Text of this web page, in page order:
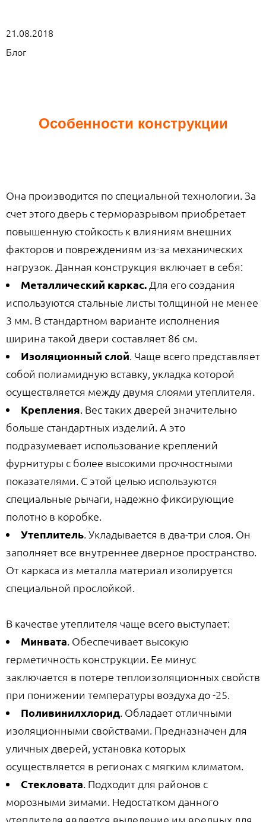
21.08.2018
Блог
Особенности конструкции
Она производится по специальной технологии. За
счет этого дверь с терморазрывом приобретает
повышенную стойкость к влияниям внешних
факторов и повреждениям из-за механических
нагрузок. Данная конструкция включает в себя:
Металлический каркас. Для его создания
используются стальные листы толщиной не менее
3 мм. В стандартном варианте исполнения
ширина такой двери составляет 86 см.
Изоляционный слой. Чаще всего представляет
собой полиамидную вставку, укладка которой
осуществляется между двумя слоями утеплителя.
Крепления. Вес таких дверей значительно
больше стандартных изделий. А это
подразумевает использование креплений
фурнитуры с более высокими прочностными
показателями. С этой целью используются
специальные рычаги, надежно фиксирующие
полотно в коробке.
Утеплитель. Укладывается в два-три слоя. Он
заполняет все внутреннее дверное пространство.
От каркаса из металла материал изолируется
специальной прослойкой.
В качестве утеплителя чаще всего выступает:
Минвата. Обеспечивает высокую
герметичность конструкции. Ее минус
заключается в потере теплоизоляционных свойств
при понижении температуры воздуха до -25.
Поливинилхлорид. Обладает отличными
изоляционными свойствами. Предназначен для
уличных дверей, установка которых
осуществляется в регионах с мягким климатом.
Стекловата. Подходит для районов с
морозными зимами. Недостатком данного